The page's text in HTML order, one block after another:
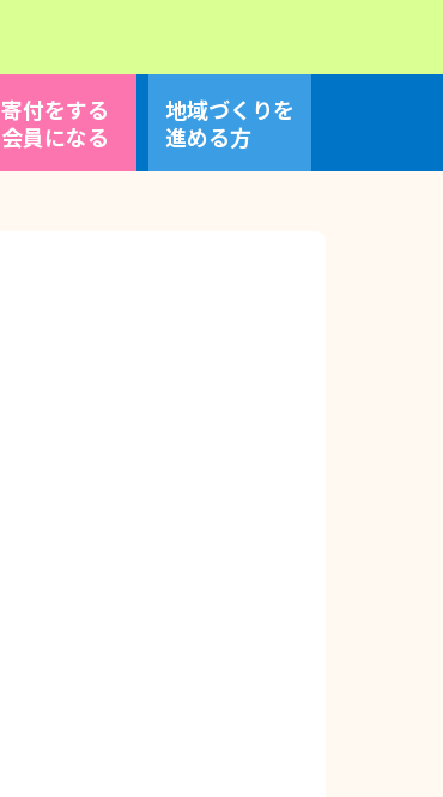
寄付をする
会員になる
地域づくりを
進める方